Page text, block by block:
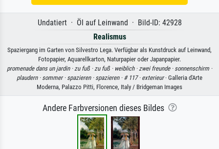
Undatiert · Öl auf Leinwand · Bild-ID: 42928
Realismus
Spaziergang im Garten von Silvestro Lega. Verfügbar als Kunstdruck auf Leinwand,
Fotopapier, Aquarellkarton, Naturpapier oder Japanpapier.
promenade dans un jardin · zu fuß · zu fuß · weiblich · zwei freunde · sonnenschirm ·
plaudern · sommer · spazieren · spazieren · # 117 · exterieur· Galleria d'Arte
Moderna, Palazzo Pitti, Florence, Italy / Bridgeman Images
Andere Farbversionen dieses Bildes